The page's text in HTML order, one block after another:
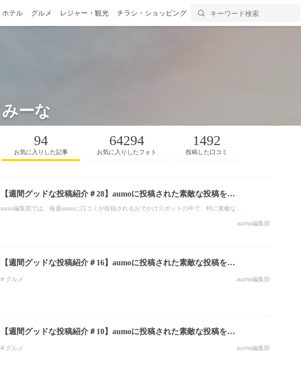
ホテル グルメ レジャー・観光 チラシ・ショッピング
みーな
94
お気に入りした記事
64294
お気に入りしたフォト
1492
投稿した口コミ
【週間グッドな投稿紹介＃28】aumoに投稿された素敵な投稿を…
aumo編集部では、毎週aumoに口コミが投稿されるおでかけスポットの中で、特に素敵な…
aumo編集部
【週間グッドな投稿紹介＃16】aumoに投稿された素敵な投稿を…
グルメ aumo編集部
【週間グッドな投稿紹介＃10】aumoに投稿された素敵な投稿を…
グルメ aumo編集部